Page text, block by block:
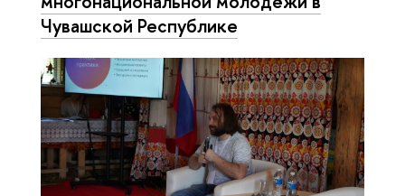
Чувашской Республике